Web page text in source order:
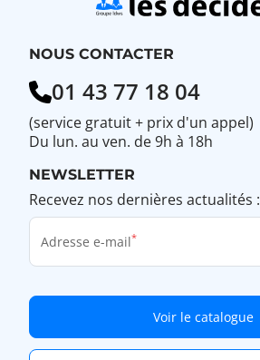
NOUS CONTACTER
01 43 77 18 04
(service gratuit + prix d'un appel)
Du lun. au ven. de 9h à 18h
NEWSLETTER
Recevez nos dernières actualités :
Adresse e-mail
Voir le catalogue